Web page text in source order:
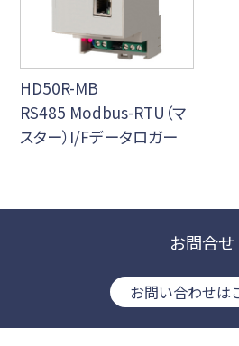
HD50R-MB
RS485 Modbus-RTU（マ
スター）I/Fデータロガー
お問合せ
お問い合わせは